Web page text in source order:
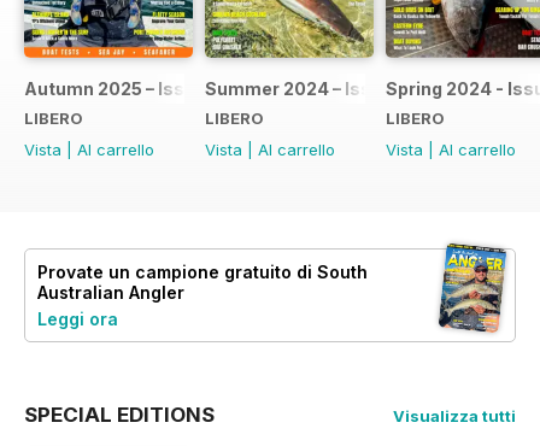
Autumn 2025 – Issue #275
LIBERO
Vista
Al carrello
Summer 2024 – Issue #274
LIBERO
Vista
Al carrello
Spring 2024 -
LIBERO
Vista
Al carrello
Provate un campione gratuito di South
Australian Angler
Leggi ora
SPECIAL EDITIONS Visualizza tutti